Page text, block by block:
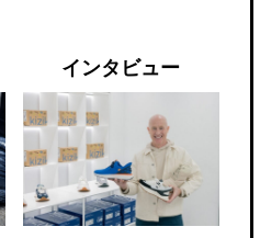
インタビュー